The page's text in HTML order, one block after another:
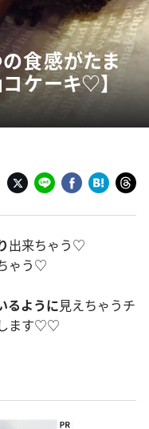
の食感がたま
ケーキ♡】
出来ちゃう♡
ゃう♡
るように見えちゃうチ
します♡♡